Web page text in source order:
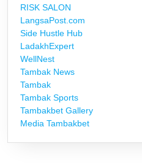
RISK SALON
LangsaPost.com
Side Hustle Hub
LadakhExpert
WellNest
Tambak News
Tambak
Tambak Sports
Tambakbet Gallery
Media Tambakbet